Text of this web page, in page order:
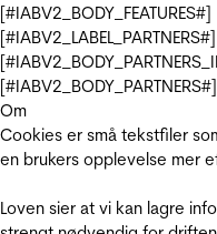
[#IABV2_BODY_FEATURES#]
[#IABV2_LABEL_PARTNERS#]
[#IABV2_BODY_PARTNERS#]
Om
Cookies er små tekstfiler
en brukers opplevelse mer
Loven sier at vi kan lagre